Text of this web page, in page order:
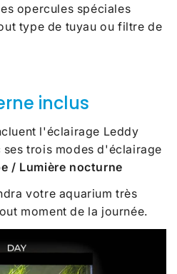
opercules spéciales
type de tuyau ou filtre de
inclus
l'éclairage Leddy
ses trois modes d'éclairage
/ Lumière nocturne
votre aquarium très
moment de la journée.